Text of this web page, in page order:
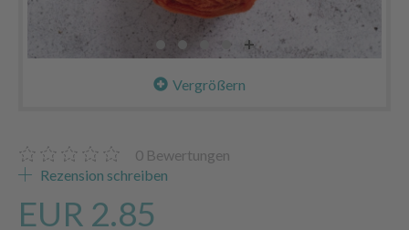
Vergrößern
0 Bewertungen
Rezension schreiben
EUR 2.85